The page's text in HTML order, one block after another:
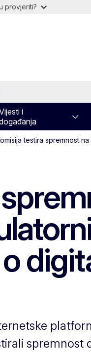
provjeriti?
i
testira spremnost